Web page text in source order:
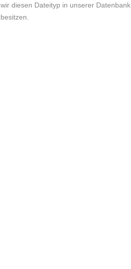
wir diesen Dateityp in unserer Datenbank
besitzen.